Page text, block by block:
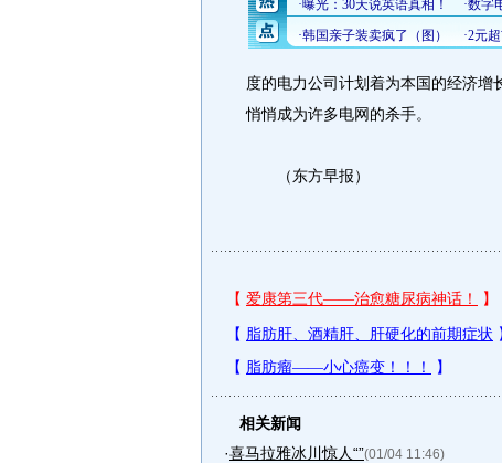
度的电力公司计划着为本国的经济
悄悄成为许多电网的杀手。
（东方早报）
相关新闻
·喜马拉雅冰川惊人“”(01/04 11:46)